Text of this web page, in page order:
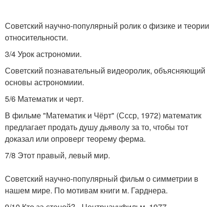
Советский научно-популярный ролик о физике и теории
относительности.
3/4 Урок астрономии.
Советский познавательный видеоролик, объясняющий
основы астрономиии.
5/6 Математик и черт.
В фильме "Математик и Чёрт" (Ссср, 1972) математик
предлагает продать душу дьяволу за то, чтобы тот
доказал или опроверг теорему ферма.
7/8 Этот правый, левый мир.
Советский научно-популярный фильм о симметрии в
нашем мире. По мотивам книги м. Гарднера.